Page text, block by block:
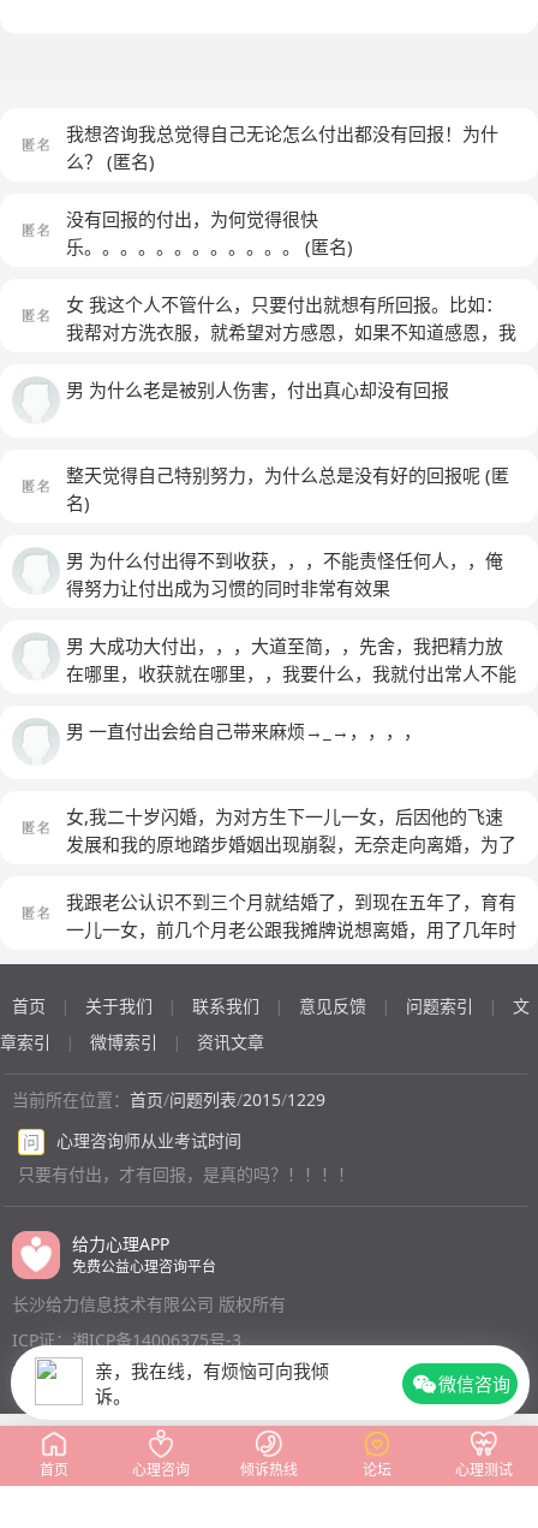
亲，我在线，有烦恼可向我倾
诉。
微信咨询
我想咨询我总觉得自己无论怎么付出都没有回报！为什
么？ (匿名)
没有回报的付出，为何觉得很快
乐。。。。。。。。。。。。 (匿名)
女 我这个人不管什么，只要付出就想有所回报。比如：
我帮对方洗衣服，就希望对方感恩，如果不知道感恩，我
男 为什么老是被别人伤害，付出真心却没有回报
整天觉得自己特别努力，为什么总是没有好的回报呢 (匿
名)
男 为什么付出得不到收获，，，不能责怪任何人，，俺
得努力让付出成为习惯的同时非常有效果
男 大成功大付出，，，大道至简，，先舍，我把精力放
在哪里，收获就在哪里，，我要什么，我就付出常人不能
男 一直付出会给自己带来麻烦→_→，，，，
女,我二十岁闪婚，为对方生下一儿一女，后因他的飞速
发展和我的原地踏步婚姻出现崩裂，无奈走向离婚，为了
象，他未婚，和我一样大，见他第一眼就感觉是我喜欢的
类型，后来稀里糊涂的就在一起了，由于那失败的婚姻，
我翻旧账，听信别人谗言挑唆，总说无风不起浪别人说的
都是对的，要求我晚上不能离开他，不上网聊天，开始感
疑侮辱我，逼我讲过去不能隐瞒，说他不在意过去只是接
去质疑，然后言语恶劣的伤害我，再时不时的动手掐捏
踢，然后逼我分手，看我难过的落泪他也只是一笑而过，
我还傻傻的想守着他一辈子的好好过日子，含泪而笑的不
知所措。我爱上了一个根本就不爱我的人，他还要挟不让
我看孩子，说是我把孩子抛弃了干嘛还要去犯贱，可他从
要我把环取了给他生个孩子，我也想安定下来有个属于我
们的家，他却总说先生孩子…开始我特别感激他对我过去
的接受，所以就特别努力的想去好好维护彼此，他不喜欢
的我都不去做，就想守着他就是一个家，可现在他疑心太
重，说话还特别狠，我很平静的说让他去看看心理医生
吧，他自己都说是在折磨我，我也快要精神分裂了。每当
他说分手让我走，我气到鼓起勇气要走的时候还是会不忍
我跟老公认识不到三个月就结婚了，到现在五年了，育有
一儿一女，前几个月老公跟我摊牌说想离婚，用了几年时
才不置于家庭破碎(匿名)
首页 心理咨询 倾诉热线 论坛 心理测试
首页 | 关于我们 | 联系我们 | 意见反馈 | 问题索引 |
文
章索引
| 微博索引 | 资讯文章
当前所在位置： 首页/问题列表/2015/1229
问
心理咨询师从业考试时间
只要有付出，才有回报，是真的吗？！！！！
给力心理APP
免费公益心理咨询平台
长沙给力信息技术有限公司 版权所有
ICP证：湘ICP备14006375号-3